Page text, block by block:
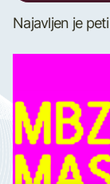
Najavljen je